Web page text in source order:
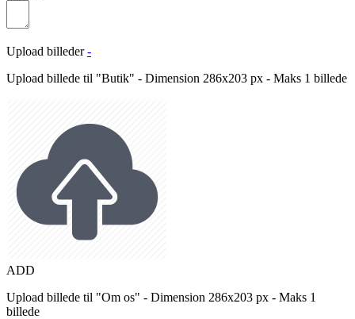
Upload billeder -
Upload billede til "Butik" - Dimension 286x203 px - Maks 1 billede
ADD
Upload billede til "Om os" - Dimension 286x203 px - Maks 1
billede